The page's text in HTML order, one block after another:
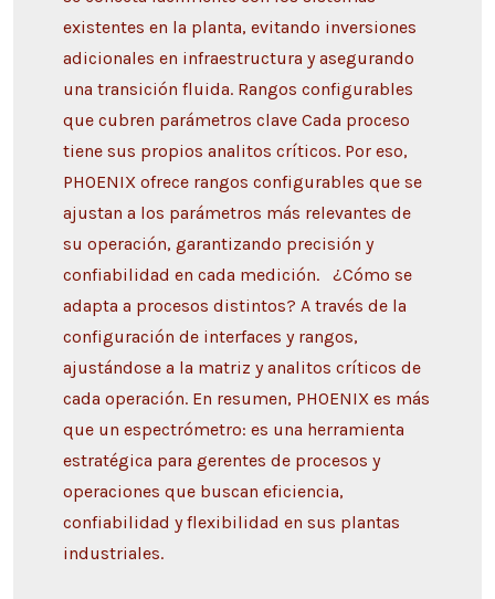
existentes en la planta, evitando inversiones
adicionales en infraestructura y asegurando
una transición fluida. Rangos configurables
que cubren parámetros clave Cada proceso
tiene sus propios analitos críticos. Por eso,
PHOENIX ofrece rangos configurables que se
ajustan a los parámetros más relevantes de
su operación, garantizando precisión y
confiabilidad en cada medición. ¿Cómo se
adapta a procesos distintos? A través de la
configuración de interfaces y rangos,
ajustándose a la matriz y analitos críticos de
cada operación. En resumen, PHOENIX es más
que un espectrómetro: es una herramienta
estratégica para gerentes de procesos y
operaciones que buscan eficiencia,
confiabilidad y flexibilidad en sus plantas
industriales.